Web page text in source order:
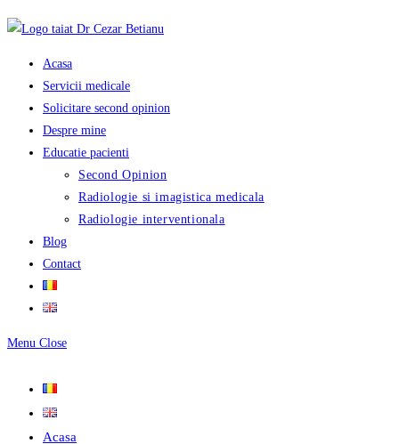
Skip
content Acasa
Servicii medicale
Solicitare second opinion
Despre mine
Educatie pacienti
Second Opinion
Radiologie si imagistica medicala
Radiologie interventionala
Blog
Contact
Menu Close
Acasa